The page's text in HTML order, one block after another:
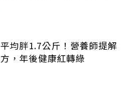
平均胖1.7公斤！營養師提解
方，年後健康紅轉綠